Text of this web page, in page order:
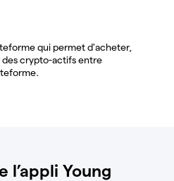
qui permet d'acheter,
crypto-actifs entre
l’appli Young